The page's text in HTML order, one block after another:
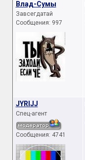
Влад-Сумы
Завсегдатай
Сообщения: 997
JYRIJJ
Спец-агент
Сообщения: 4741